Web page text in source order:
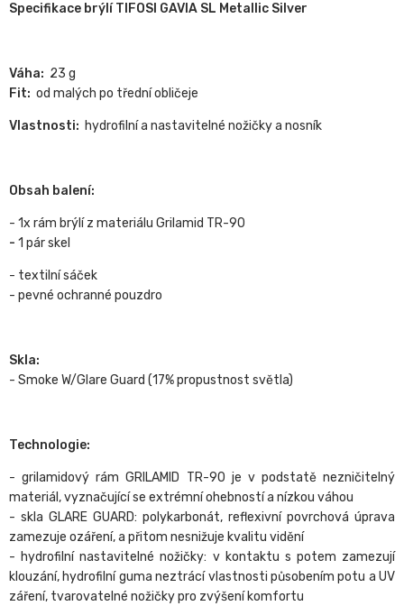
Specifikace brýlí TIFOSI GAVIA SL Metallic Silver
Váha: 23 g
Fit: od malých po třední obličeje
Vlastnosti: hydrofilní a nastavitelné nožičky a nosník
Obsah balení:
- 1x rám brýlí z materiálu Grilamid TR-90
- 1 pár skel
- textilní sáček
- pevné ochranné pouzdro
Skla:
- Smoke W/Glare Guard (17% propustnost světla)
Technologie:
- grilamidový rám GRILAMID TR-90 je v podstatě nezničitelný
materiál, vyznačující se extrémní ohebností a nízkou váhou
- skla GLARE GUARD: polykarbonát, reflexivní povrchová úprava
zamezuje ozáření, a přitom nesnižuje kvalitu vidění
- hydrofilní nastavitelné nožičky: v kontaktu s potem zamezují
klouzání, hydrofilní guma neztrácí vlastnosti působením potu a UV
záření, tvarovatelné nožičky pro zvýšení komfortu